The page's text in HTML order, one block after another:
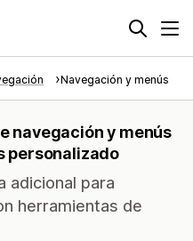
Navegación y menús
navegación y menús
personalizado
adicional para
herramientas de